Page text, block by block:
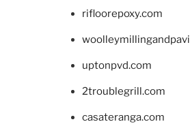
rifloorepoxy.com
uptonpvd.com
2troublegrill.com
casateranga.com